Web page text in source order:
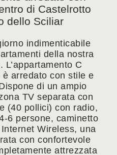
di Castelrotto
dello Sciliar
indimenticabile
della nostra
C
arredato con stile e
di un ampio
TV separata con
(40 pollici) con radio,
6 persone, caminetto
Wireless, una
con confortevole
attrezzata